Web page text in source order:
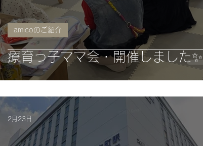
療育っ子ママ会・開催しました✨
amicoのご紹介
2月23日